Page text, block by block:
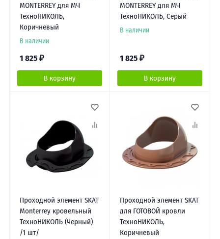
MONTERREY для МЧ
ТехноНИКОЛЬ,
Коричневый
В наличии
1 825 ₽
В корзину
MONTERREY для МЧ
ТехноНИКОЛЬ, Серый
В наличии
1 825 ₽
В корзину
Проходной элемент SKAT
Monterrey кровельный
ТехноНИКОЛЬ (Черный)
/1 шт/
Проходной элемент SKAT
для ГОТОВОЙ кровли
ТехноНИКОЛЬ,
Коричневый